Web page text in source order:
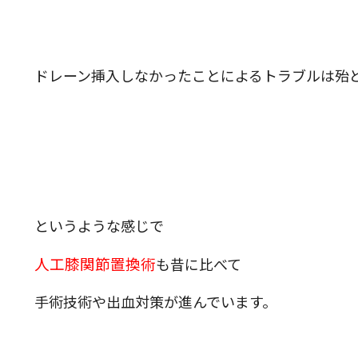
ドレーン挿入しなかったことによるトラブルは殆
というような感じで
人工膝関節置換術も昔に比べて
手術技術や出血対策が進んでいます。